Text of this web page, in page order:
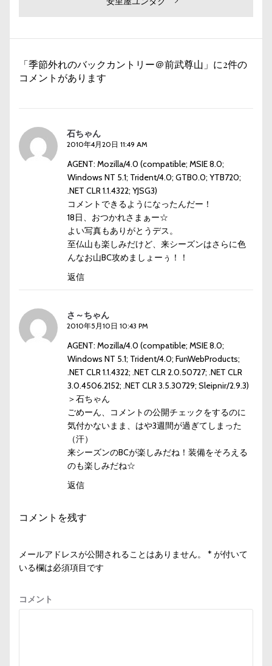
シ
ョ
稿:
「季節外れのバックカントリー＠前武尊山」に2件の
コメントがあります
石ちゃん
2010年4月20日 11:49 AM
AGENT: Mozilla/4.0 (compatible; MSIE 8.0;
Windows NT 5.1; Trident/4.0; GTB0.0; YTB720;
.NET CLR 1.1.4322; YJSG3)
コメントできるようになったんだー！
18日、おつかれさまぁー☆
よい写真もありがとうデス。
至仏山も楽しみだけど、来シーズンはさらに色
んなお山BC攻めましょーぅ！！
返信
さ～ちゃん
2010年5月10日 10:43 PM
AGENT: Mozilla/4.0 (compatible; MSIE 8.0;
Windows NT 5.1; Trident/4.0; FunWebProducts;
.NET CLR 1.1.4322; .NET CLR 2.0.50727; .NET CLR
3.0.4506.2152; .NET CLR 3.5.30729; Sleipnir/2.9.3)
＞石ちゃん
ごめーん、コメントの公開チェックをするのに
気付かないまま、はや3週間が過ぎてしまった
（汗）
来シーズンのBCが楽しみだね！装備をそろえる
のも楽しみだね☆
返信
コメントを残す
メールアドレスが公開されることはありません。 * が付いて
いる欄は必須項目です
コメント